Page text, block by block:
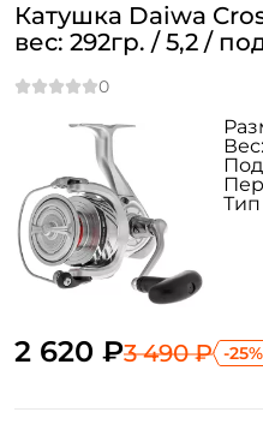
Катушка Daiwa
вес: 292гр. / 5,2 /
2 620 ₽3 490 ₽ -25%
Вес: